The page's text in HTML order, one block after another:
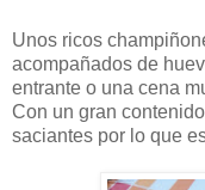
Unos ricos
acompañados de
entrante o una cena
Con un gran
saciantes por lo que